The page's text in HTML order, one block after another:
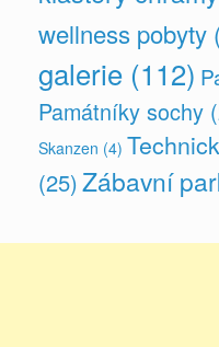
wellness pobyty
galerie (112)
Památníky sochy
Skanzen (4)
(25)Zábavní